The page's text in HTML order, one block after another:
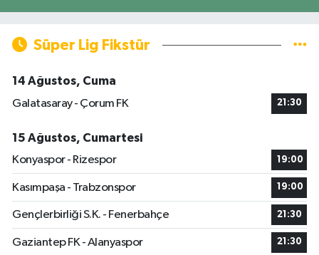
Süper Lig Fikstür
14 Ağustos, Cuma
Galatasaray - Çorum FK
21:30
15 Ağustos, Cumartesi
Konyaspor - Rizespor
19:00
Kasımpaşa - Trabzonspor 19:00
Gençlerbirliği S.K. - Fenerbahçe 21:30
Gaziantep FK - Alanyaspor 21:30